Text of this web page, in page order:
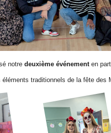
notre deuxième événement en
traditionnels de la fête